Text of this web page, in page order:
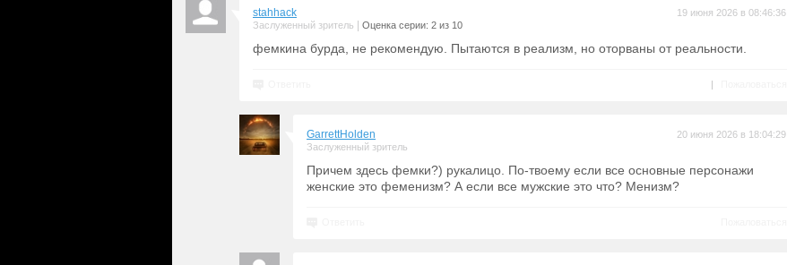
stahhack
Заслуженный зритель Оценка серии: 2 из 10
19 июня 2026 в 08:46:36
фемкина бурда, не рекомендую. Пытаются в реализм, но оторваны от реальности.
|
GarrettHolden
Заслуженный зритель
20 июня 2026 в 18:04:29
Причем здесь фемки?) рукалицо. По-твоему если все основные персонажи
женские это феменизм? А если все мужские это что? Менизм?